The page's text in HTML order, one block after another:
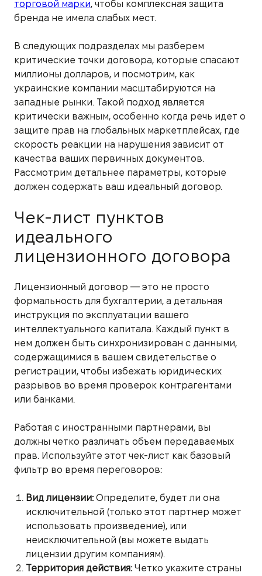
торговой марки, чтобы комплексная защита
бренда не имела слабых мест.
В следующих подразделах мы разберем
критические точки договора, которые спасают
миллионы долларов, и посмотрим, как
украинские компании масштабируются на
западные рынки. Такой подход является
критически важным, особенно когда речь идет о
защите прав на глобальных маркетплейсах, где
скорость реакции на нарушения зависит от
качества ваших первичных документов.
Рассмотрим детальнее параметры, которые
должен содержать ваш идеальный договор.
Чек-лист пунктов
идеального
лицензионного договора
Лицензионный договор — это не просто
формальность для бухгалтерии, а детальная
инструкция по эксплуатации вашего
интеллектуального капитала. Каждый пункт в
нем должен быть синхронизирован с данными,
содержащимися в вашем свидетельстве о
регистрации, чтобы избежать юридических
разрывов во время проверок контрагентами
или банками.
Работая с иностранными партнерами, вы
должны четко различать объем передаваемых
прав. Используйте этот чек-лист как базовый
фильтр во время переговоров:
Вид лицензии:Определите, будет ли она
исключительной (только этот партнер может
использовать произведение), или
неисключительной (вы можете выдать
лицензии другим компаниям).
Территория действия:Четко укажите страны